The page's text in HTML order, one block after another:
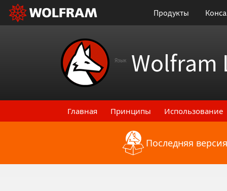
Продукты
Язык Wolfram
Главная Принципы Использование
Назад к последнимПоследняя